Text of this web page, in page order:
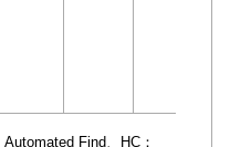
Automated Find、HC：